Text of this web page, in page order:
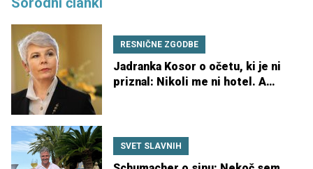
RESNIČNE ZGODBE
Jadranka Kosor o očetu, ki je ni
priznal: Nikoli me ni hotel. A
SVET SLAVNIH